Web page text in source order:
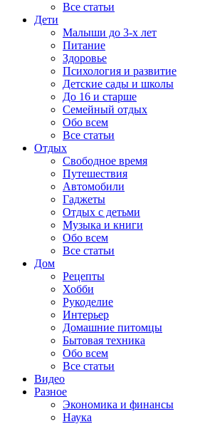
Все статьи
Дети
Малыши до 3-х лет
Питание
Здоровье
Психология и развитие
Детские сады и школы
До 16 и старше
Семейный отдых
Обо всем
Все статьи
Отдых
Свободное время
Путешествия
Автомобили
Гаджеты
Отдых с детьми
Музыка и книги
Обо всем
Все статьи
Дом
Рецепты
Хобби
Рукоделие
Интерьер
Домашние питомцы
Бытовая техника
Обо всем
Все статьи
Видео
Разное
Экономика и финансы
Наука